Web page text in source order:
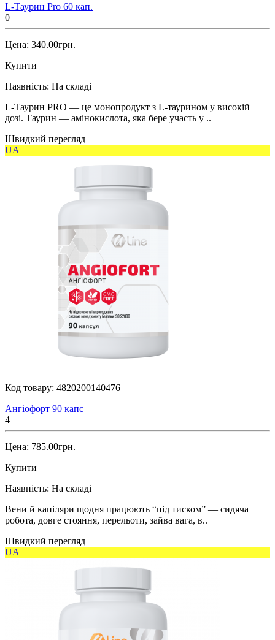
L-Таурин Pro 60 кап.
0
Цена: 340.00грн.
Купити
Наявність: На складі
L-Таурин PRO — це монопродукт з L-таурином у високій
дозі. Таурин — амінокислота, яка бере участь у ..
Швидкий перегляд
UA
Код товару: 4820200140476
Ангіофорт 90 капс
4
Цена: 785.00грн.
Купити
Наявність: На складі
Вени й капіляри щодня працюють “під тиском” — сидяча
робота, довге стояння, перельоти, зайва вага, в..
Швидкий перегляд
UA